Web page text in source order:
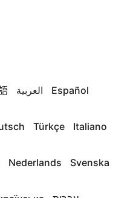
العربية Español
Türkçe Italiano
Nederlands Svenska